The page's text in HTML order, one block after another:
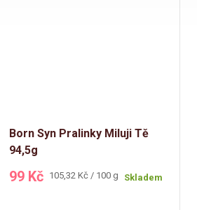
Born Syn Pralinky Miluji Tě
94,5g
99 Kč Měrná
105,32 Kč / 100 g Skladem